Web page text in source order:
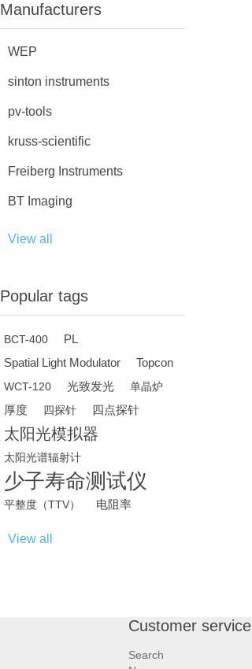
Manufacturers
WEP
sinton instruments
pv-tools
kruss-scientific
Freiberg Instruments
BT Imaging
View all
Popular tags
BCT-400
PL
Spatial Light Modulator
Topcon
WCT-120 光致发光 单晶炉
厚度 四探针 四点探针
太阳光模拟器
太阳光谱辐射计
少子寿命测试仪
平整度（TTV） 电阻率
View all
Customer service
Search